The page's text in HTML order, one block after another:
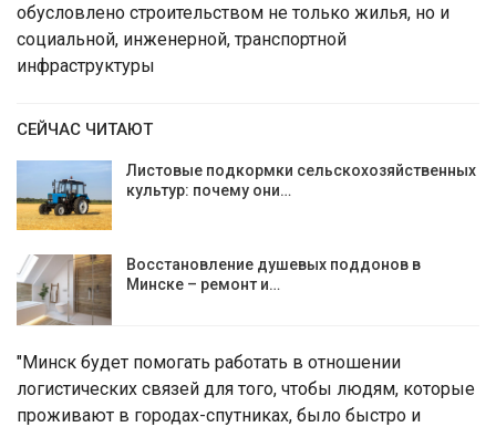
обусловлено строительством не только жилья, но и
социальной, инженерной, транспортной
инфраструктуры
СЕЙЧАС ЧИТАЮТ
Листовые подкормки сельскохозяйственных
культур: почему они…
Восстановление душевых поддонов в
Минске – ремонт и…
"Минск будет помогать работать в отношении
логистических связей для того, чтобы людям, которые
проживают в городах-спутниках, было быстро и